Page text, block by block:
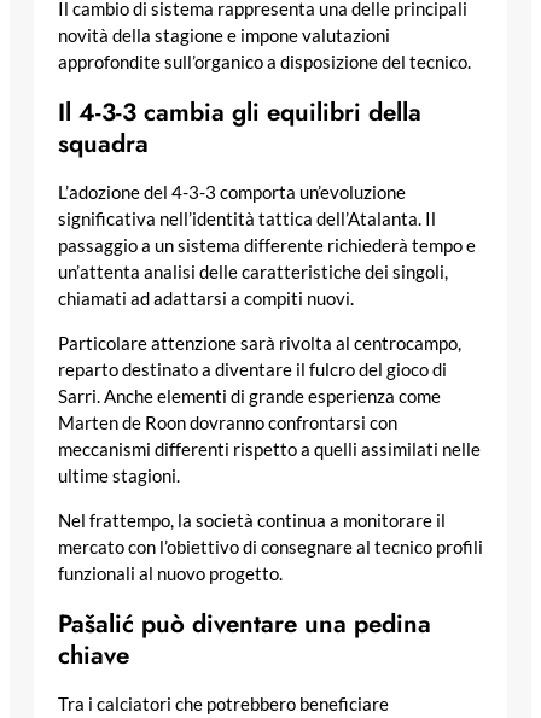
Il cambio di sistema rappresenta una delle principali
novità della stagione e impone valutazioni
approfondite sull’organico a disposizione del tecnico.
Il 4-3-3 cambia gli equilibri della
squadra
L’adozione del 4-3-3 comporta un’evoluzione
significativa nell’identità tattica dell’Atalanta. Il
passaggio a un sistema differente richiederà tempo e
un’attenta analisi delle caratteristiche dei singoli,
chiamati ad adattarsi a compiti nuovi.
Particolare attenzione sarà rivolta al centrocampo,
reparto destinato a diventare il fulcro del gioco di
Sarri. Anche elementi di grande esperienza come
Marten de Roon dovranno confrontarsi con
meccanismi differenti rispetto a quelli assimilati nelle
ultime stagioni.
Nel frattempo, la società continua a monitorare il
mercato con l’obiettivo di consegnare al tecnico profili
funzionali al nuovo progetto.
Pašalić può diventare una pedina
chiave
Tra i calciatori che potrebbero beneficiare